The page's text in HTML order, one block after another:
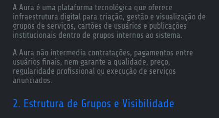
A Aura é uma plataforma tecnológica que oferece
infraestrutura digital para criação, gestão e visualização de
grupos de serviços, cartões de usuários e publicações
institucionais dentro de grupos internos ao sistema.
A Aura não intermedia contratações, pagamentos entre
usuários finais, nem garante a qualidade, preço,
regularidade profissional ou execução de serviços
anunciados.
2. Estrutura de Grupos e Visibilidade